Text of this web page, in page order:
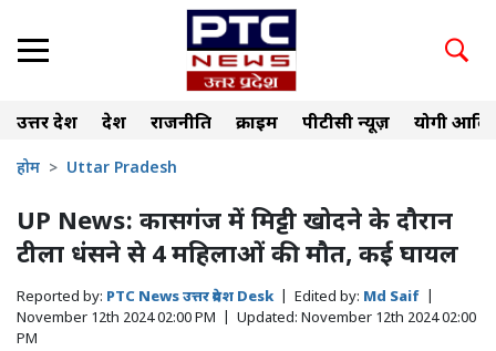
उत्तर प्रदेश देश राजनीति क्राइम पीटीसी न्यूज़ योगी
होम Uttar Pradesh
UP News: कासगंज में मिट्टी खोदने के दौरान
टीला धंसने से 4 महिलाओं की मौत, कई घायल
Reported by: PTC News उत्तर प्रदेश Desk Edited by: Md Saif
November 12th 2024 02:00 PM
Updated: November 12th 2024 02:00
PM